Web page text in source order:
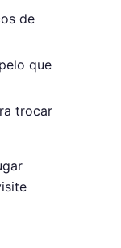
de
que
trocar